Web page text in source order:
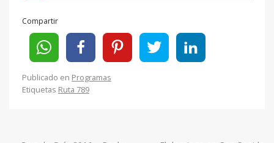
Compartir
Publicado en Programas
Etiquetas Ruta 789